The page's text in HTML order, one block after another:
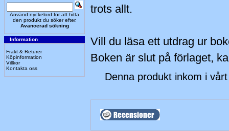
Använd nyckelord för att hitta
den produkt du söker efter.
Avancerad sökning
Information
Frakt & Returer
Köpinformation
Villkor
Kontakta oss
trots allt.
Vill du läsa ett utdrag ur
Boken är slut på förlaget,
Denna produkt inkom i